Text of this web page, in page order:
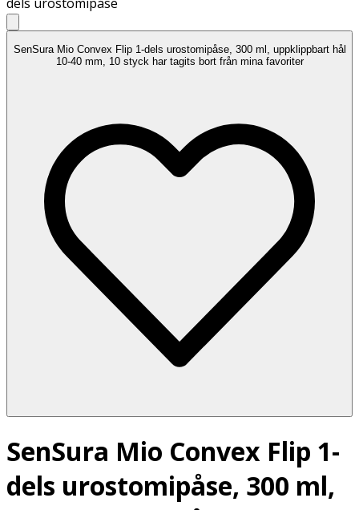
SenSura Mio Convex Flip 1-dels urostomipåse, 300 ml, uppklippbart hål
10-40 mm, 10 styck har tagits bort från mina favoriter
SenSura Mio Convex Flip 1-
dels urostomipåse, 300 ml,